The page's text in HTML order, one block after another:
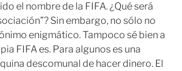
el nombre de la FIFA. ¿Qué será
Sin embargo, no sólo no
enigmático. Tampoco sé bien a
FIFA es. Para algunos es una
descomunal de hacer dinero. El